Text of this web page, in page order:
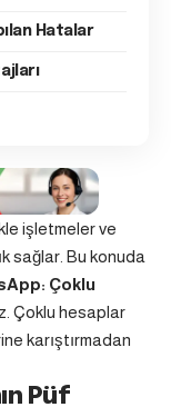
Hatalar
işletmeler ve
sağlar. Bu konuda
Çoklu
Çoklu hesaplar
karıştırmadan
Püf